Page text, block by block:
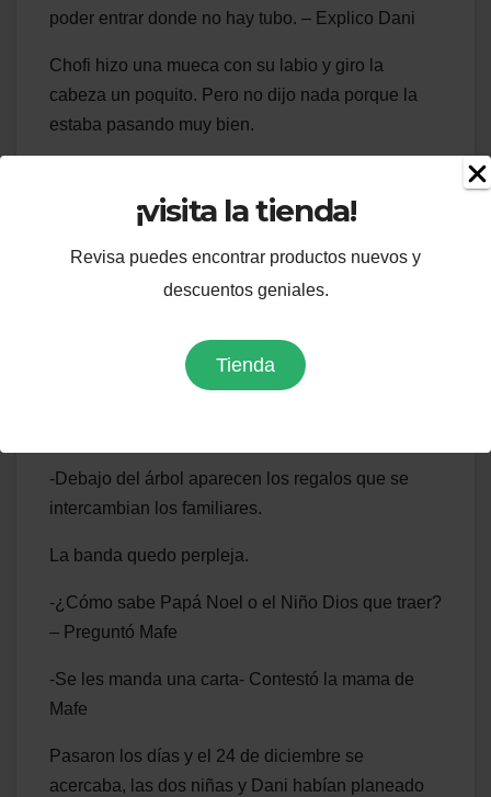
¡visita la tienda!
Revisa puedes encontrar productos nuevos y
descuentos geniales.
Tienda
poder entrar donde no hay tubo. – Explico Dani
Chofi hizo una mueca con su labio y giro la
cabeza un poquito. Pero no dijo nada porque la
estaba pasando muy bien.
en la chimenea de juguete tres medias grandes
Concluyó la mamá de Mafe.
-Debajo del árbol aparecen los regalos que se
intercambian los familiares.
La banda quedo perpleja.
-¿Cómo sabe Papá Noel o el Niño Dios que traer?
– Preguntó Mafe
-Se les manda una carta- Contestó la mama de
Mafe
Pasaron los días y el 24 de diciembre se
acercaba, las dos niñas y Dani habían planeado